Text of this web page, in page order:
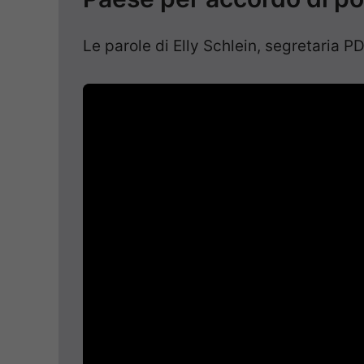
Le parole di Elly Schlein, segretaria